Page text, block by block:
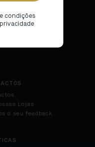
Lojas
o seu feedback
condições